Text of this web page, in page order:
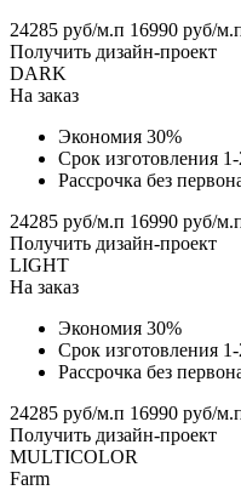
24285 руб/м.п 16990 руб/
Получить дизайн-проект
DARK
На заказ
Экономия 30%
Срок изготовления
Рассрочка без
24285 руб/м.п 16990 руб/
Получить дизайн-проект
LIGHT
На заказ
Экономия 30%
Срок изготовления
Рассрочка без
24285 руб/м.п 16990 руб/
Получить дизайн-проект
MULTICOLOR
Farm